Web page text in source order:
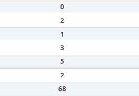
0
2
1
3
5
2
68